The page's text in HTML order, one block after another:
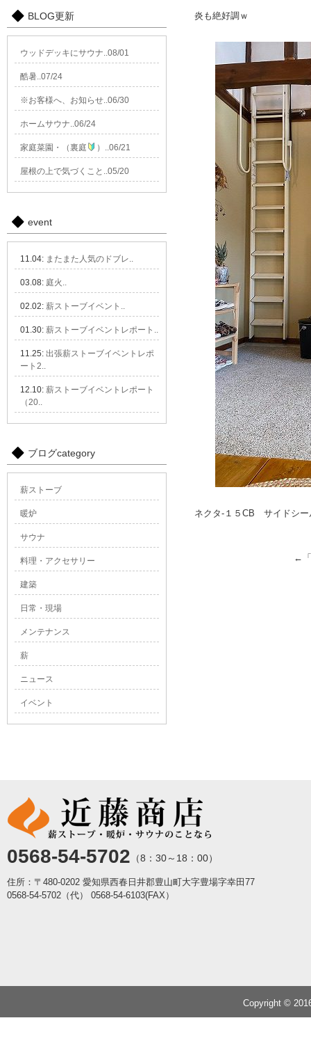
炎も絶好調ｗ
ネクタ-１５CB サイドシー
←「
BLOG更新
ウッドデッキにサウナ..08/01
酷暑..07/24
※お客様へ、お知らせ..06/30
ホームサウナ..06/24
家庭菜園・（裏庭 ）..06/21
屋根の上で気づくこと..05/20
event
11.04: またまた人気のドブレ..
03.08: 庭火..
02.02: 薪ストーブイベント..
01.30: 薪ストーブイベントレポート..
11.25: 出張薪ストーブイベントレポ
ート2..
12.10: 薪ストーブイベントレポート
（20..
ブログcategory
薪ストーブ
暖炉
サウナ
料理・アクセサリー
建築
日常・現場
メンテナンス
薪
ニュース
イベント
0568-54-5702 （8：30～18：00）
住所：〒480-0202 愛知県西春日井郡豊山町大字豊場字幸田77
0568-54-5702（代）
0568-54-6103(FAX）
Copyright ©